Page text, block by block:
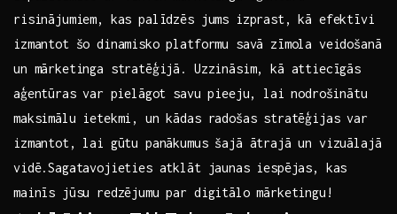
risinājumiem, kas palīdzēs jums izprast, kā efektīvi
izmantot šo dinamisko platformu savā zīmola veidošanā
un mārketinga stratēģijā. Uzzināsim, kā attiecīgās
aģentūras var ⁣pielāgot savu pieeju,‍ lai nodrošinātu
maksimālu ietekmi, un kādas radošas stratēģijas var
izmantot, ​lai gūtu panākumus šajā ātrajā un vizuālajā
vidē.Sagatavojieties atklāt jaunas iespējas, kas
mainīs jūsu redzējumu​ par digitālo mārketingu!